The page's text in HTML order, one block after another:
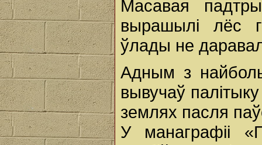
Масавая
вырашылі лёс
ўлады не
Адным з
вывучаў
землях пасля
У манаграфіі